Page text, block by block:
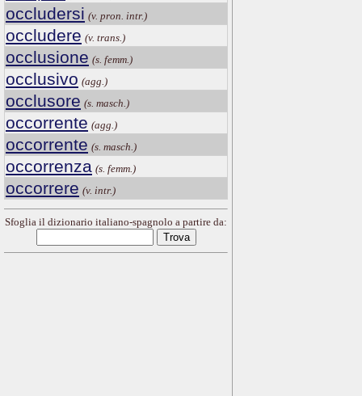
occludersi (v. pron. intr.)
occludere (v. trans.)
occlusione (s. femm.)
occlusivo (agg.)
occlusore (s. masch.)
occorrente (agg.)
occorrente (s. masch.)
occorrenza (s. femm.)
occorrere (v. intr.)
Sfoglia il dizionario italiano-spagnolo a partire da: